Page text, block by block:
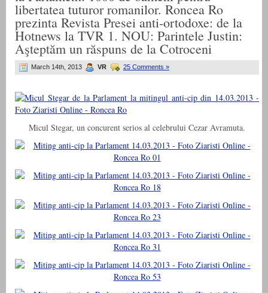
libertatea tuturor romanilor. Roncea Ro
prezinta Revista Presei anti-ortodoxe: de la
Hotnews la TVR 1. NOU: Parintele Justin:
Aşteptăm un răspuns de la Cotroceni
March 14th, 2013 VR 25 Comments »
Micul Stegar, un concurent serios al celebrului Cezar Avramuta.